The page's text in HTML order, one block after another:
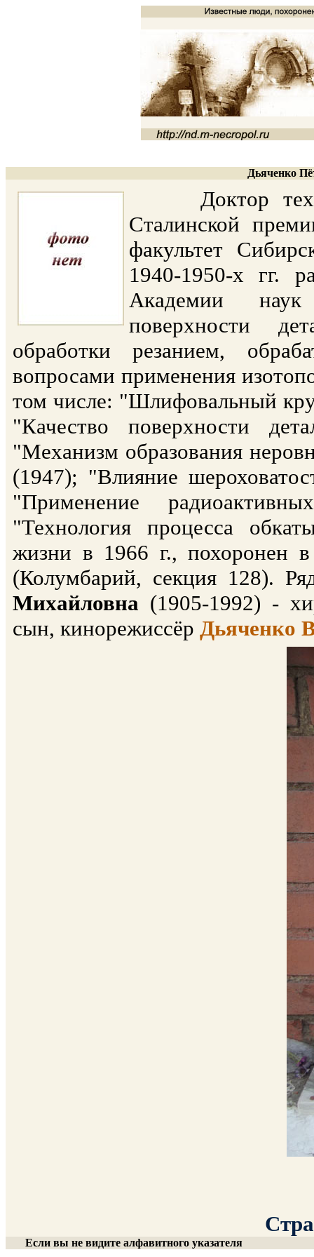
Дьяченко
Доктор
Сталинской
факультет
1940-1950-х гг.
Академии
поверхности
обработки резанием,
вопросами применения
том числе: "Шлифовальный
"Качество поверхности
"Механизм образования
(1947); "Влияние
"Применение
"Технология процесса
жизни в 1966 г., похоронен
(Колумбарий, секция 128).
Михайловна (1905-1992) -
сын, кинорежиссёр Дьяченко
Если вы не видите алфавитного указателя